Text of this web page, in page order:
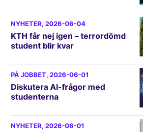
NYHETER, 2026-06-04
KTH får nej igen – terrordömd
student blir kvar
PÅ JOBBET, 2026-06-01
Diskutera AI-frågor med
studenterna
NYHETER, 2026-06-01